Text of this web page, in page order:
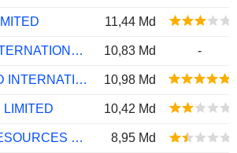
11,44 Md
SHANJIN INTERNATIONAL GOLD CO., LTD. 10,83 Md -
CHINA GOLD INTERNATIONAL RESOURCES CORP. LTD. 10,98 Md
LIMITED 10,42 Md
MINERAL RESOURCES LIMITED
8,95 Md